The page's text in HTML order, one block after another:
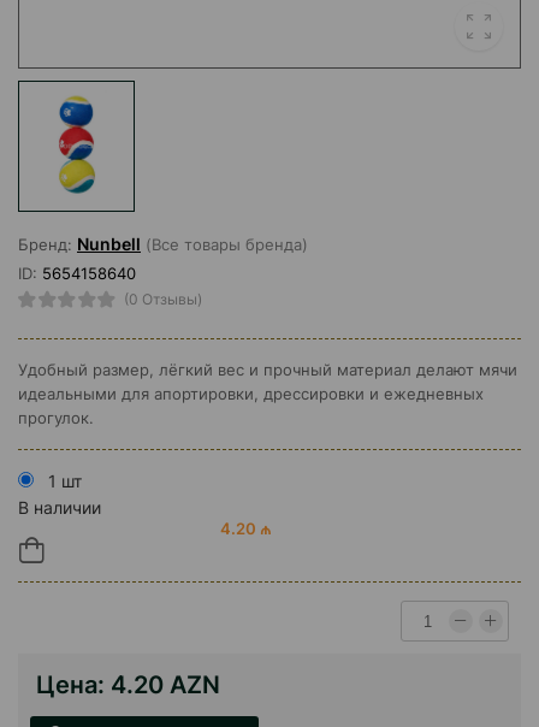
Бренд: Nunbell (Все товары бренда)
ID: 5654158640
(0 Отзывы)
Удобный размер, лёгкий вес и прочный материал делают мячи
идеальными для апортировки, дрессировки и ежедневных
прогулок.
1 шт
В наличии
4.20 ₼
Цена: 4.20 AZN